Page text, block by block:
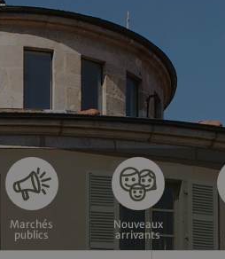
Marchés
publics
Nouveaux
arrivants